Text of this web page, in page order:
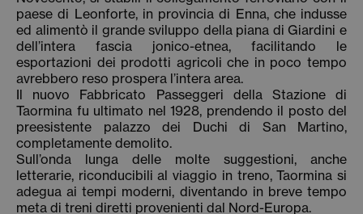
paese di Leonforte, in provincia di Enna, che indusse
ed alimentò il grande sviluppo della piana di Giardini e
dell’intera fascia jonico-etnea, facilitando le
esportazioni dei prodotti agricoli che in poco tempo
avrebbero reso prospera l’intera area.
Il nuovo Fabbricato Passeggeri della Stazione di
Taormina fu ultimato nel 1928, prendendo il posto del
preesistente palazzo dei Duchi di San Martino,
completamente demolito.
Sull’onda lunga delle molte suggestioni, anche
letterarie, riconducibili al viaggio in treno, Taormina si
adegua ai tempi moderni, diventando in breve tempo
meta di treni diretti provenienti dal Nord-Europa.